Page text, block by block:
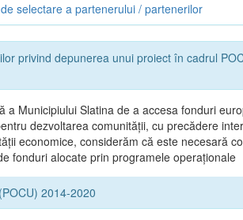
selectare a partenerului / partenerilor
privind depunerea unui proiect în cadrul
a Municipiului Slatina de a accesa fonduri
dezvoltarea comunității, cu precădere
economice, considerăm că este necesară
fonduri alocate prin programele operaționale
2014-2020